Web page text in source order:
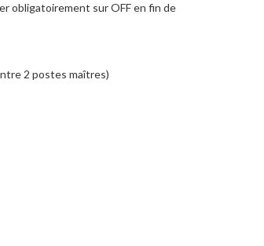
obligatoirement sur OFF en fin de
2 postes maîtres)